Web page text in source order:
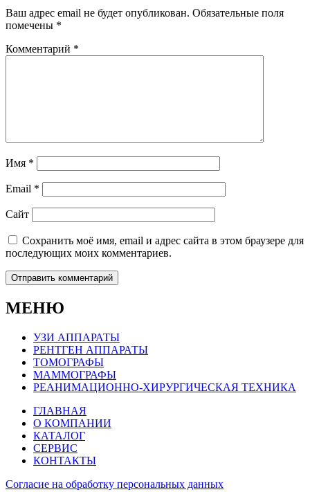
Ваш адрес email не будет опубликован. Обязательные поля
помечены *
Комментарий *
Имя *
Email *
Сайт
Сохранить моё имя, email и адрес сайта в этом браузере для
последующих моих комментариев.
МЕНЮ
УЗИ АППАРАТЫ
РЕНТГЕН АППАРАТЫ
ТОМОГРАФЫ
МАММОГРАФЫ
РЕАНИМАЦИОННО-ХИРУРГИЧЕСКАЯ ТЕХНИКА
ГЛАВНАЯ
О КОМПАНИИ
КАТАЛОГ
СЕРВИС
КОНТАКТЫ
Согласие на обработку персональных данных